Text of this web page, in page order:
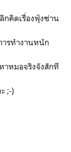
กคิดเรื่องฟุ้งซ่าน
ารทำงานหนัก
าหมอจริงจังสักที
;-)